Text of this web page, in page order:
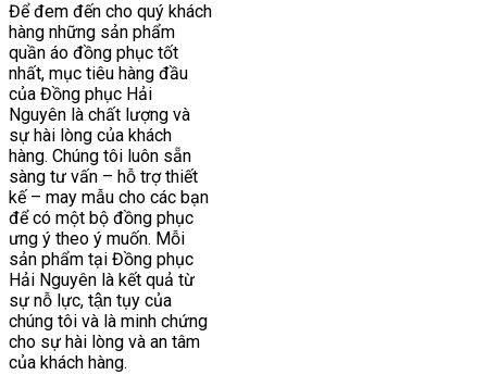
Để đem đến cho quý khách
hàng những sản phẩm
quần áo đồng phục tốt
nhất, mục tiêu hàng đầu
của Đồng phục Hải
Nguyên là chất lượng và
sự hài lòng của khách
hàng. Chúng tôi luôn sẵn
sàng tư vấn – hỗ trợ thiết
kế – may mẫu cho các bạn
để có một bộ đồng phục
ưng ý theo ý muốn. Mỗi
sản phẩm tại Đồng phục
Hải Nguyên là kết quả từ
sự nỗ lực, tận tụy của
chúng tôi và là minh chứng
cho sự hài lòng và an tâm
của khách hàng.